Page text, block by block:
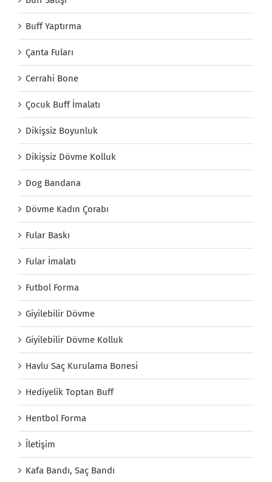
Buff Yaptırma
Çanta Fuları
Cerrahi Bone
Çocuk Buff İmalatı
Dikişsiz Boyunluk
Dikişsiz Dövme Kolluk
Dog Bandana
Dövme Kadın Çorabı
Fular Baskı
Fular İmalatı
Futbol Forma
Giyilebilir Dövme
Giyilebilir Dövme Kolluk
Havlu Saç Kurulama Bonesi
Hediyelik Toptan Buff
Hentbol Forma
İletişim
Kafa Bandı, Saç Bandı